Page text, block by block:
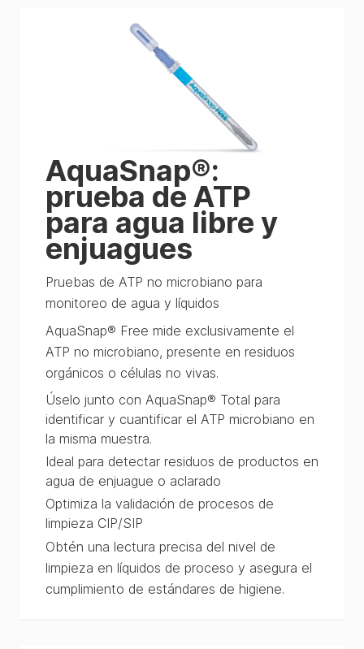
AquaSnap®:
prueba de ATP
para agua libre y
enjuagues
Pruebas de ATP no microbiano para
monitoreo de agua y líquidos
AquaSnap® Free mide exclusivamente el
ATP no microbiano, presente en residuos
orgánicos o células no vivas.
Úselo junto con AquaSnap® Total para
identificar y cuantificar el ATP microbiano en
la misma muestra.
Ideal para detectar residuos de productos en
agua de enjuague o aclarado
Optimiza la validación de procesos de
limpieza CIP/SIP
Obtén una lectura precisa del nivel de
limpieza en líquidos de proceso y asegura el
cumplimiento de estándares de higiene.